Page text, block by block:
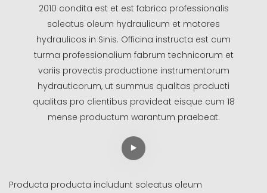
2010 condita est et est fabrica professionalis
soleatus oleum hydraulicum et motores
hydraulicos in Sinis. Officina instructa est cum
turma professionalium fabrum technicorum et
variis provectis productione instrumentorum
hydrauticorum, ut summus qualitas producti
qualitas pro clientibus provideat eisque cum 18
mense productum warantum praebeat.
Producta producta includunt soleatus oleum